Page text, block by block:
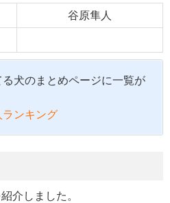
谷原隼人
犬のまとめページに一覧が
ンキング
介しました。